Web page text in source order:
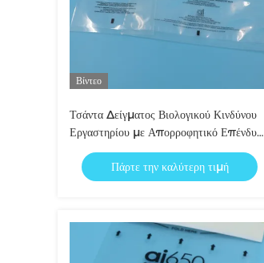
Βίντεο
Τσάντα Δείγματος Βιολογικού Κινδύνου
Εργαστηρίου με Απορροφητικό Επένδυση
και Μόνωση για Δείγματα Αίματος -
Ασφαλής Μεταφορά Δειγμάτων
Εργαστηρίου
Πάρτε την καλύτερη τιμή